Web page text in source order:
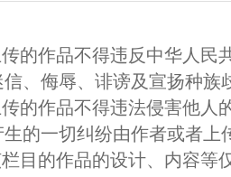
的作品不得违反中华人民
、侮辱、诽谤及宣扬种族
的作品不得违法侵害他人
的一切纠纷由作者或者上
目的作品的设计、内容等